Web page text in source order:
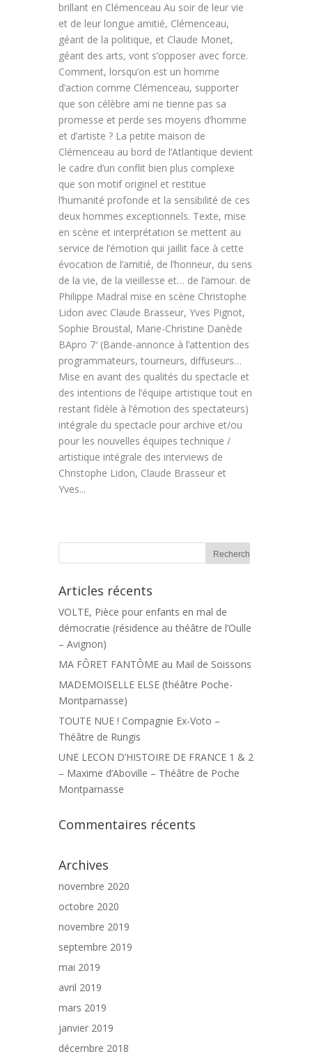
brillant en Clémenceau Au soir de leur vie
et de leur longue amitié, Clémenceau,
géant de la politique, et Claude Monet,
géant des arts, vont s’opposer avec force.
Comment, lorsqu’on est un homme
d’action comme Clémenceau, supporter
que son célèbre ami ne tienne pas sa
promesse et perde ses moyens d’homme
et d’artiste ? La petite maison de
Clémenceau au bord de l’Atlantique devient
le cadre d’un conflit bien plus complexe
que son motif originel et restitue
l’humanité profonde et la sensibilité de ces
deux hommes exceptionnels. Texte, mise
en scène et interprétation se mettent au
service de l’émotion qui jaillit face à cette
évocation de l’amitié, de l’honneur, du sens
de la vie, de la vieillesse et… de l’amour. de
Philippe Madral mise en scène Christophe
Lidon avec Claude Brasseur, Yves Pignot,
Sophie Broustal, Marie-Christine Danède
BApro 7′ (Bande-annonce à l’attention des
programmateurs, tourneurs, diffuseurs…
Mise en avant des qualités du spectacle et
des intentions de l’équipe artistique tout en
restant fidèle à l’émotion des spectateurs)
intégrale du spectacle pour archive et/ou
pour les nouvelles équipes technique /
artistique intégrale des interviews de
Christophe Lidon, Claude Brasseur et
Yves...
Articles récents
VOLTE, Pièce pour enfants en mal de
démocratie (résidence au théâtre de l’Oulle
– Avignon)
MA FÔRET FANTÔME au Mail de Soissons
MADEMOISELLE ELSE (théâtre Poche-
Montparnasse)
TOUTE NUE ! Compagnie Ex-Voto –
Théâtre de Rungis
UNE LECON D’HISTOIRE DE FRANCE 1 & 2
– Maxime d’Aboville – Théâtre de Poche
Montparnasse
Commentaires récents
Archives
novembre 2020
octobre 2020
novembre 2019
septembre 2019
mai 2019
avril 2019
mars 2019
janvier 2019
décembre 2018